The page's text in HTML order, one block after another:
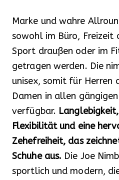
Marke und wahre
sowohl im Büro, Freizeit
Sport draußen oder im
getragen werden. Die
unisex, somit für Herren
Damen in allen
verfügbar.
Flexibilität und eine
Zehefreiheit, das
Schuhe aus. Die Joe
sportlich und modern,